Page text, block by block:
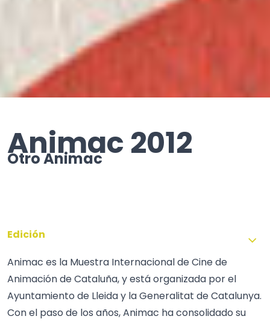
Animac 2012
Otro Animac
Edición
Animac es la Muestra Internacional de Cine de
Animación de Cataluña, y está organizada por el
Ayuntamiento de Lleida y la Generalitat de Catalunya.
Con el paso de los años, Animac ha consolidado su